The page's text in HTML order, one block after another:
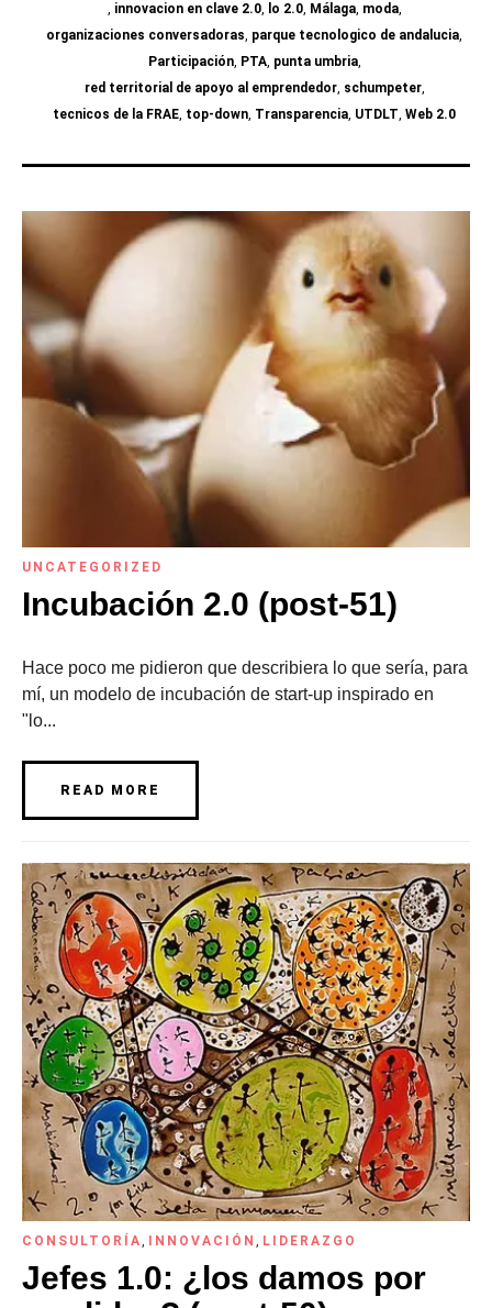
, innovacion en clave 2.0, lo 2.0, Málaga, moda,
organizaciones conversadoras, parque tecnologico de andalucia,
Participación, PTA, punta umbria,
red territorial de apoyo al emprendedor, schumpeter,
tecnicos de la FRAE, top-down, Transparencia, UTDLT, Web 2.0
UNCATEGORIZED
Incubación 2.0 (post-51)
Hace poco me pidieron que describiera lo que sería, para
mí, un modelo de incubación de start-up inspirado en
"lo...
READ MORE
CONSULTORÍA, INNOVACIÓN , LIDERAZGO
Jefes 1.0: ¿los damos por